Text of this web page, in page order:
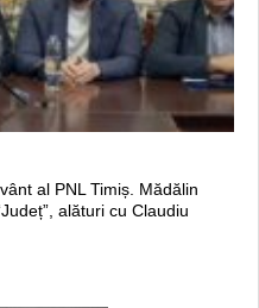
al PNL Timiș. Mădălin
alături cu Claudiu